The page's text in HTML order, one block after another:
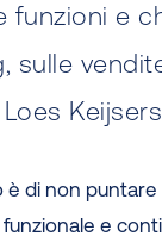
funzioni e
sulle
è di non
e